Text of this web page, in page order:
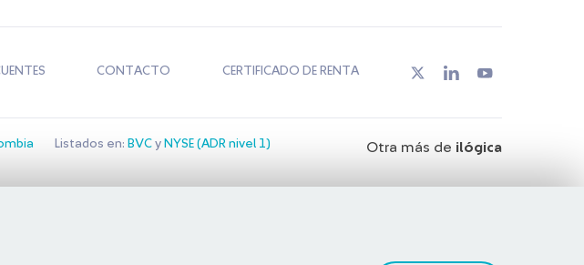
CONTACTO CERTIFICADO DE RENTA
Listados en: BVCy NYSE (ADR nivel 1) Otra más de ilógica